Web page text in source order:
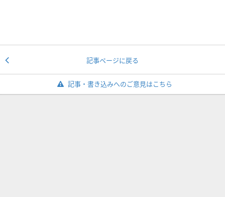
記事ページに戻る
記事・書き込みへのご意見はこちら